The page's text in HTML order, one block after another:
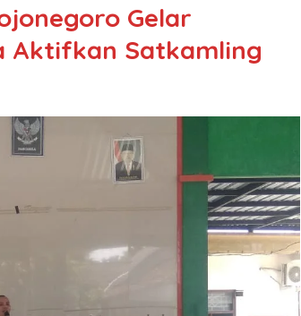
Gelar
Aktifkan Satkamling